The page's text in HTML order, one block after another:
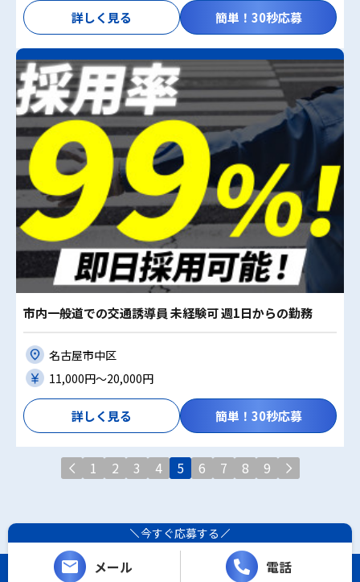
今すぐ応募する
メール 電話
詳しく見る 簡単！30秒応募
市内一般道での交通誘導員 未経験可 週1日からの勤務
名古屋市中区
11,000円〜20,000円
詳しく見る 簡単！30秒応募
1 2 3 4 5 6 7 8 9
Copyright (C) レシーザ. All Rights Reserved.